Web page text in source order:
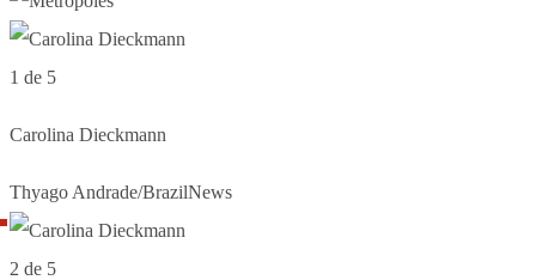
1 de 5
Carolina Dieckmann
Thyago Andrade/BrazilNews
2 de 5